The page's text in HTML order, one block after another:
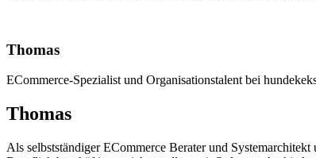
Thomas
ECommerce-Spezialist und Organisationstalent bei
Thomas
Als selbstständiger ECommerce Berater und